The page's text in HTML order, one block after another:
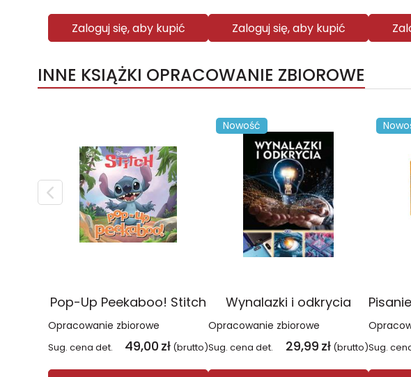
Zaloguj się, aby kupić Zaloguj się, aby kupić
INNE KSIĄŻKI OPRACOWANIE ZBIOROWE
Pop-Up Peekaboo! Stitch
Opracowanie zbiorowe
Sug. cena det. 49,00 zł (brutto)
Nowość
Wynalazki i odkrycia
Opracowanie zbiorowe
Sug. cena det. 29,99 zł (brutto)Sug.